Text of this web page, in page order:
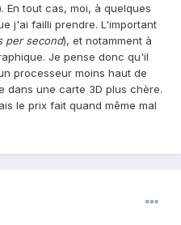
En tout cas, moi, à quelques
j'ai failli prendre. L'important
per second), et notamment à
Je pense donc qu'il
processeur moins haut de
dans une carte 3D plus chère.
le prix fait quand même mal